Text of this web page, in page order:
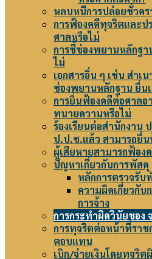
หลบหนีการปล่อยชั่วคร
การฟ้องคดีทุจริตและ
ศาลหรือไม่
การชี้ช่องพยานหลักฐ
ไม่
เอกสารอื่น ๆ เช่น สำเ
ช่องพยานหลักฐาน ยื่น
การยื่นฟ้องคดีต่อศาล
ทนายความหรือไม่
ร้องเรียนต่อสำนักงาน
ป.ป.ช.แล้ว สามารถยื่น
ผู้เสียหายสามารถฟ้อง
ปัญหาเกี่ยวกับการพัสดุ
หลักการตรวจรับ
ความผิดเกี่ยวกับ
การจ้าง
การกระทำผิดวินัยของ
การทุจริตต่อหน้าที่ราช
ตอบแทน
เบิก/จ่ายเงินโดยทุจริ